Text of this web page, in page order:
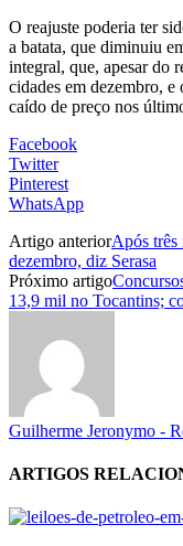
O reajuste poderia ter
a batata, que diminuiu
integral, que, apesar do
cidades em dezembro,
caído de preço nos
Facebook
Twitter
Pinterest
WhatsApp
Artigo anteriorApós três
dezembro, diz Serasa
Próximo artigo
13,9 mil no Tocantins;
Guilherme Jeronymo -
ARTIGOS